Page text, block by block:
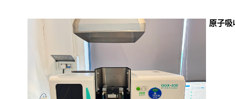
原子吸